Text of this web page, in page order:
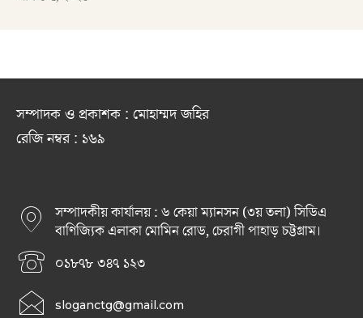
সম্পাদক ও প্রকাশক : মোহাম্মদ জহির
রেজি নম্বর : ১৬৯
সম্পাদকীয় কার্যালয় : ৬ কেয়া ম্যানসন (৩য় তলা) সিডিএ
বাণিজ্যিক এলাকা মোমিন রোড, চেরাগী পাহাড় চট্টগ্রাম।
০১৮৭৮ ৩৪৭ ১২৩
sloganctg@gmail.com